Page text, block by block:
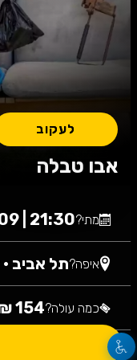
אבו טבלה
לעקוב
מתי?21:30 | 09.09
איפה?תל אביב •
כמה עולה?154 ₪ - 139 ₪